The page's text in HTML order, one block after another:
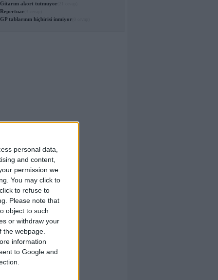
personal data,
and content,
permission we
You may click to
to refuse to
Please note that
object to such
or withdraw your
webpage.
information
to Google and
Gitarım akort tutmuyor
Repertuar
GP tablarının hiçbirisi inmiyor